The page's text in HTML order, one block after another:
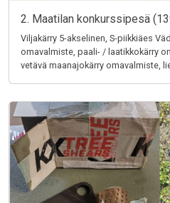
2. Maatilan konkurssipesä
Viljakärry 5-akselinen, S-piikkiäes
omavalmiste, paali- / laatikkokärry
vetävä maanajokärry omavalmiste,